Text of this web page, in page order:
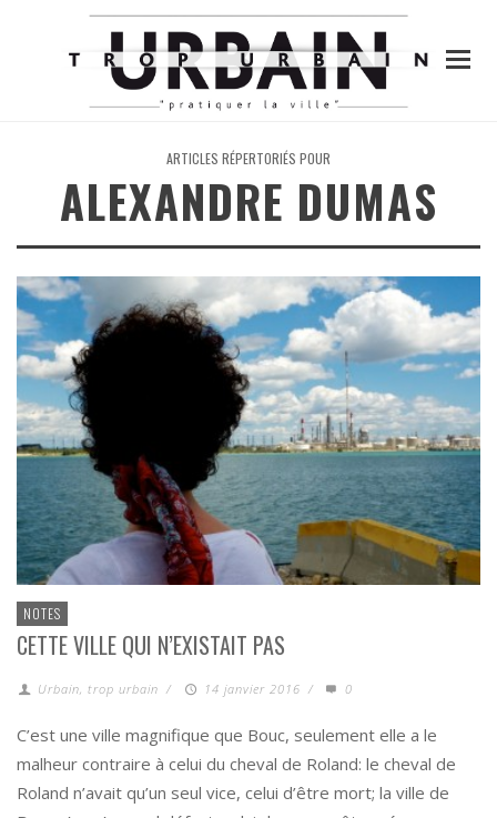
ARTICLES RÉPERTORIÉS POUR
ALEXANDRE DUMAS
NOTES
CETTE VILLE QUI N’EXISTAIT PAS
Urbain, trop urbain / 14 janvier 2016 / 0
C’est une ville magnifique que Bouc, seulement elle a le
malheur contraire à celui du cheval de Roland: le cheval de
Roland n’avait qu’un seul vice, celui d’être mort; la ville de